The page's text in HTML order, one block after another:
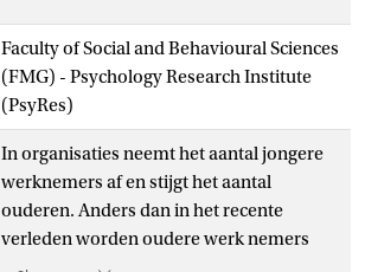
Faculty of Social and Behavioural Sciences
(FMG) - Psychology Research Institute
(PsyRes)
In organisaties neemt het aantal jongere
werknemers af en stijgt het aantal
ouderen. Anders dan in het recente
verleden worden oudere werk nemers
niet langer op grond van hun leeftijd